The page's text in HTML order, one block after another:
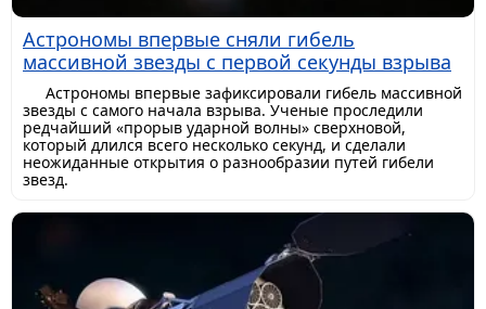
Астрономы впервые сняли гибель
массивной звезды с первой секунды взрыва
Астрономы впервые зафиксировали гибель массивной
звезды с самого начала взрыва. Ученые проследили
редчайший «прорыв ударной волны» сверхновой,
который длился всего несколько секунд, и сделали
неожиданные открытия о разнообразии путей гибели
звезд.